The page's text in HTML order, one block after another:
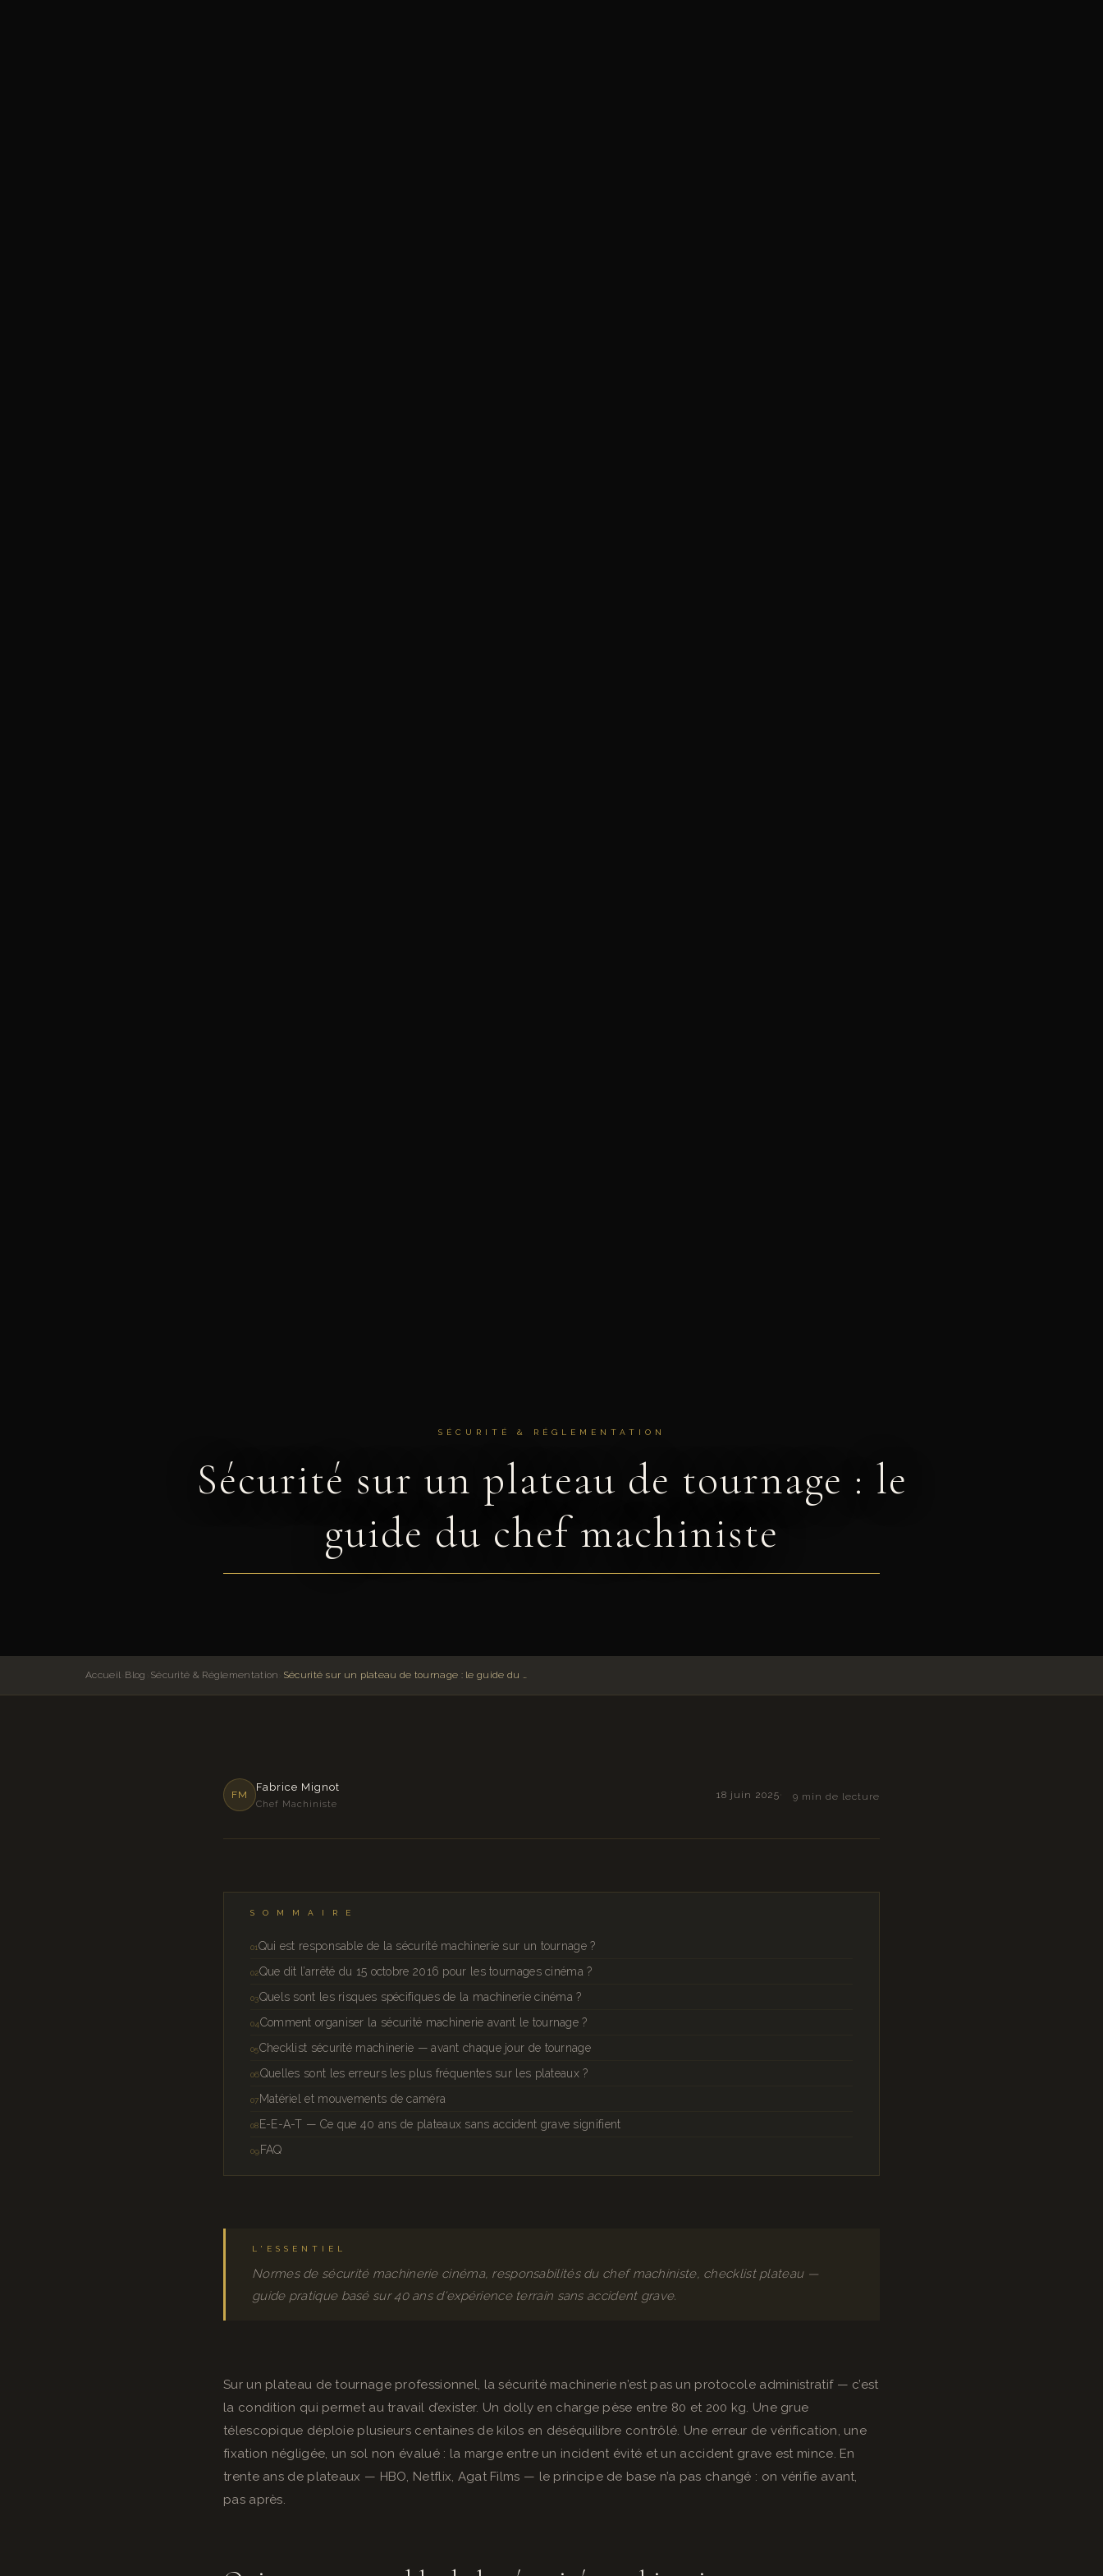
SÉCURITÉ & RÉGLEMENTATION
Sécurité sur un plateau de tournage : le
guide du chef machiniste
Accueil Blog Sécurité & Réglementation Sécurité sur un plateau de tournage : le guide du chef machiniste
FM
Fabrice Mignot
Chef Machiniste
18 juin 2025 9 min de lecture
SOMMAIRE
Qui est responsable de la sécurité machinerie sur un tournage ?
Que dit l’arrêté du 15 octobre 2016 pour les tournages cinéma ?
Quels sont les risques spécifiques de la machinerie cinéma ?
Comment organiser la sécurité machinerie avant le tournage ?
Checklist sécurité machinerie — avant chaque jour de tournage
Quelles sont les erreurs les plus fréquentes sur les plateaux ?
Matériel et mouvements de caméra
E-E-A-T — Ce que 40 ans de plateaux sans accident grave signifient
FAQ
L'ESSENTIEL
Normes de sécurité machinerie cinéma, responsabilités du chef machiniste, checklist plateau —
guide pratique basé sur 40 ans d'expérience terrain sans accident grave.
Sur un plateau de tournage professionnel, la sécurité machinerie n’est pas un protocole administratif — c’est
la condition qui permet au travail d’exister. Un dolly en charge pèse entre 80 et 200 kg. Une grue
télescopique déploie plusieurs centaines de kilos en déséquilibre contrôlé. Une erreur de vérification, une
fixation négligée, un sol non évalué : la marge entre un incident évité et un accident grave est mince. En
trente ans de plateaux — HBO, Netflix, Agat Films — le principe de base n’a pas changé : on vérifie avant,
pas après.